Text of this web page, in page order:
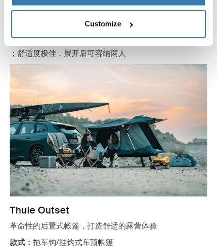
Customize
款式：软壳车顶帐篷
占用车顶空间仅为普通帐篷的一半，释放更多空
间放置装备
； 舒适度极佳，展开后可容纳两人
Thule Outset
革命性的后置式帐篷，打造舒适的露营体验
款式： 拖车钩/挂钩式车顶帐篷